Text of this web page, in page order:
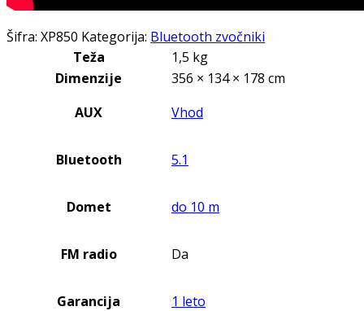
Šifra: XP850 Kategorija: Bluetooth zvočniki
Teža
1,5 kg
Dimenzije
356 × 134 × 178 cm
AUX
Vhod
Bluetooth 5.1
Domet do 10 m
FM radio Da
Garancija 1 leto